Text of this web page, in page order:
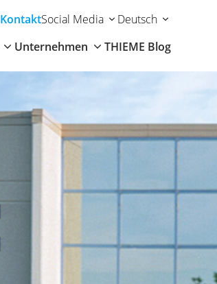
Unternehmen THIEME Blog
Kontakt Deutsch
Social Media